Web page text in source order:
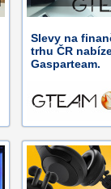
Slevy na
trhu ČR
Gasparteam.